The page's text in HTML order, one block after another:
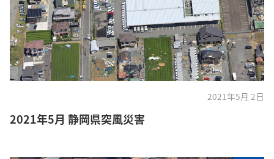
2021年5月 2日
2021年5月 静岡県突風災害